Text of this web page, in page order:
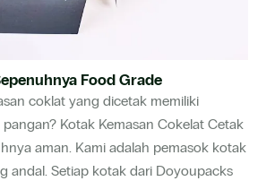
Food Grade
coklat yang dicetak memiliki
Kotak Kemasan Cokelat Cetak
aman. Kami adalah pemasok kotak
andal. Setiap kotak dari Doyoupacks